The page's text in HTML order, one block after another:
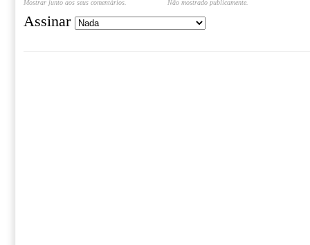
Mostrar junto aos seus comentários. Não mostrado publicamente.
Assinar